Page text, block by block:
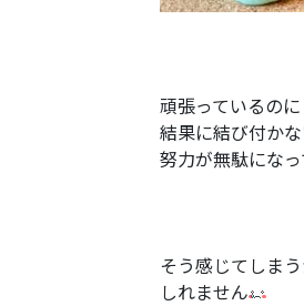
頑張っているのに
結果に結び付か
努力が無駄にな
そう感じてしま
しれません